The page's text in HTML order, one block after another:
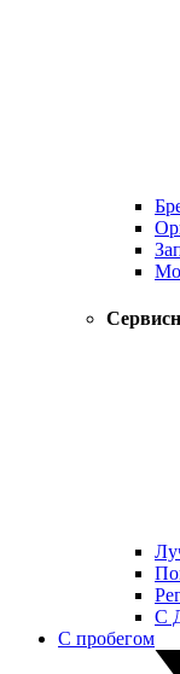
С
С пробегом